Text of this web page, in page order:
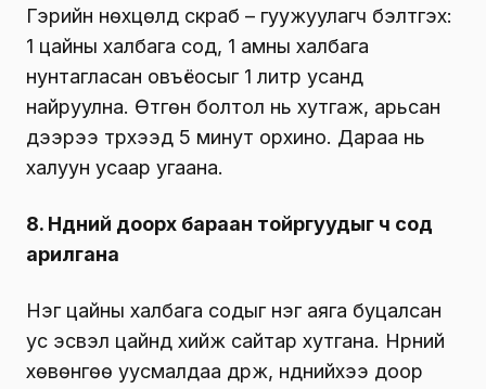
Гэрийн нөхцөлд скраб – гуужуулагч бэлтгэх:
1 цайны халбага сод, 1 амны халбага
нунтагласан овъёосыг 1 литр усанд
найруулна. Өтгөн болтол нь хутгаж, арьсан
дээрээ түрхээд 5 минут орхино. Дараа нь
халуун усаар угаана.
8. Нүдний доорх бараан тойргуудыг ч сод
арилгана
Нэг цайны халбага содыг нэг аяга буцалсан
ус эсвэл цайнд хийж сайтар хутгана. Нүүрний
хөвөнгөө уусмалдаа дүрж, нүднийхээ доор